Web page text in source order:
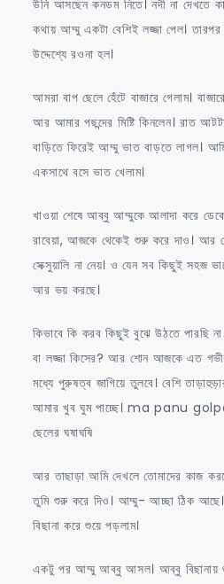
উনি আসছেন কনডম নিতে। নদী না দেখতে
কথায় আম্মু একটা বেশিই লজ্জা পেল।
উদ্দেশ্যে রওনা হল।
আমরা বাপ ছেলে হেঁটে বাজারে গেলাম।
আর আমার পছন্দের মিষ্টি কিনলেন। রাত
বাড়িতে ফিরেই আম্মু ভাত বাড়তে
একসাথে বসে ভাত খেলাম।
খাওয়া শেষে আব্বু আম্মুকে আলাদা করে
রাবেয়া, আজকে থেকেই শুরু করে দাও। আর
সেক্সুয়ালি না নেয়। ও যেন সব কিছুই সহজ
আর ভয় করছে।
কিভাবে কি করব কিছুই বুঝে উঠতে পারছি
বা লজ্জা কিসের? আর শোন আজকে এত
মধ্যে পুরুষত্ব জাগিয়ে তুলবে। বেশি
আমার খুব ঘুম পাচ্ছে। ma panu golpo
ছেলের ঘষাঘষি
আর তাছাড়া আমি দেখলে তোমাদের কাজ
তুমি শুরু করে দিও। আম্মু- আচ্ছা ঠিক আছে।
বিছানা করে শুয়ে পড়লাম।
একটু পর আম্মু আব্বু আসল। আব্বু বিছানায়